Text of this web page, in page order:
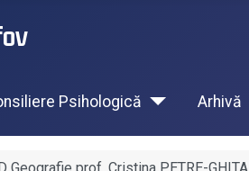
Psihologică Arhivă